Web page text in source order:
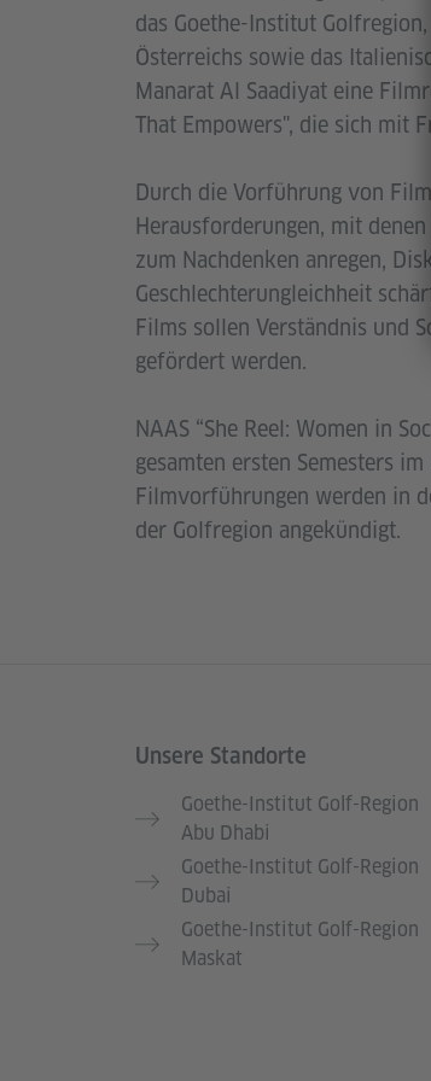
das Goethe-Institut
Österreichs sowie das
Manarat Al Saadiyat eine
That Empowers", die sich mit
Durch die Vorführung von
Herausforderungen, mit
zum Nachdenken anregen,
Geschlechterungleichheit
Films sollen Verständnis und
gefördert werden.
NAAS “She Reel: Women in
gesamten ersten Semesters
Filmvorführungen werden in
der Golfregion angekündigt.
Service- und Informationsbereich
Unsere Standorte
Goethe-Institut Golf-Region
Abu Dhabi
Goethe-Institut Golf-Region
Dubai
Goethe-Institut Golf-Region
Maskat